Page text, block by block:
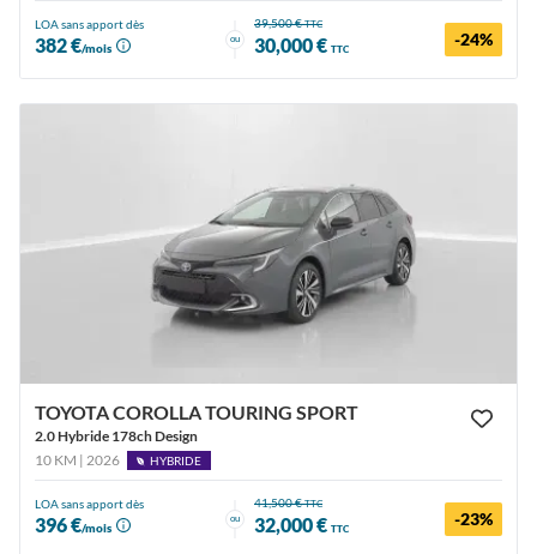
LOA sans apport dès
382 €/mois
ou
39,500 €TTC
30,000 € TTC -24%
TOYOTA COROLLA TOURING SPORT
2.0 Hybride 178ch Design
10 KM | 2026
HYBRIDE
LOA sans apport dès
396 €/mois
ou
41,500 €TTC
32,000 € TTC -23%